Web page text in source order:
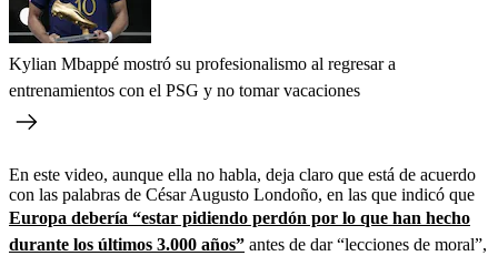
Kylian Mbappé mostró su profesionalismo al regresar a
entrenamientos con el PSG y no tomar vacaciones
En este video, aunque ella no habla, deja claro que está de acuerdo
con las palabras de César Augusto Londoño, en las que indicó que
Europa debería “estar pidiendo perdón por lo que han hecho
durante los últimos 3.000 años” antes de dar “lecciones de moral”,